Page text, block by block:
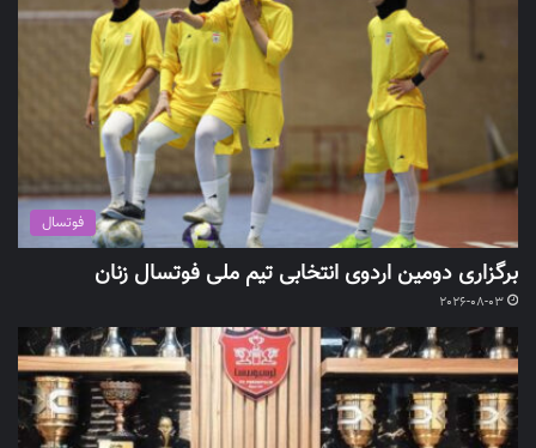
فوتسال
برگزاری دومین اردوی انتخابی تیم ملی فوتسال زنان
2026-08-03